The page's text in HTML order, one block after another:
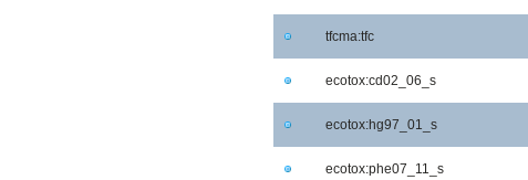
tfcma:tfc
ecotox:cd02_06_s
ecotox:hg97_01_s
ecotox:phe07_11_s